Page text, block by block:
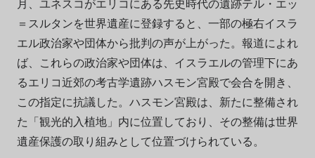
月、ユネスコがエリコにある先史時代の遺跡テル・エッ
＝スルタンを世界遺産に登録すると、一部の極右イスラ
エル政治家や団体から批判の声が上がった。報道によれ
ば、これらの政治家や団体は、イスラエルの管理下にあ
るエリコ近郊の考古学遺跡ハスモン宮殿で会合を開き、
この指定に抗議した。ハスモン宮殿は、新たに整備され
た「観光的入植地」内に位置しており、その整備は世界
遺産保護の取り組みとして位置づけられている。